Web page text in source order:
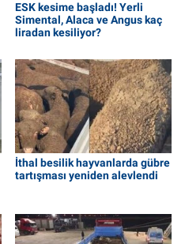
ESK kesime başladı! Yerli
Simental, Alaca ve Angus kaç
liradan kesiliyor?
İthal besilik hayvanlarda gübre
tartışması yeniden alevlendi